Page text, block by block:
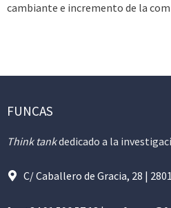
cambiante e incremento de la
FUNCAS
Think tankdedicado a la
C/ Caballero de Gracia, 28 |